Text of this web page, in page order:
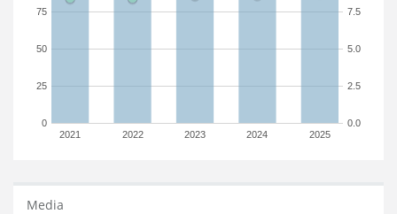
2021 2022 2023 2024 2025
0
25
50
75
0.0
2.5
5.0
7.5
Media